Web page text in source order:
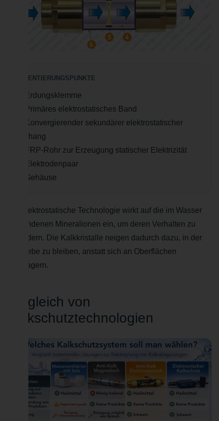
ORIENTIERUNGSPUNKTE
1. Erdungsklemme
2. Primäres elektrostatisches Band
3. Konvergierender sekundärer elektrostatischer
Vorhang
4. FRP-Rohr zur Erzeugung statischer Elektrizität
5. Elektrodenpaar
6. Gehäuse
Die elektrostatische Technologie wirkt auf die im Wasser
vorhandenen Mineralionen ein, um deren Verhalten zu
verändern. Die Kalkkristalle neigen dadurch dazu, in der
Schwebe zu bleiben, anstatt sich an Oberflächen
abzulagern.
Vergleich von
Kalkschutztechnologien